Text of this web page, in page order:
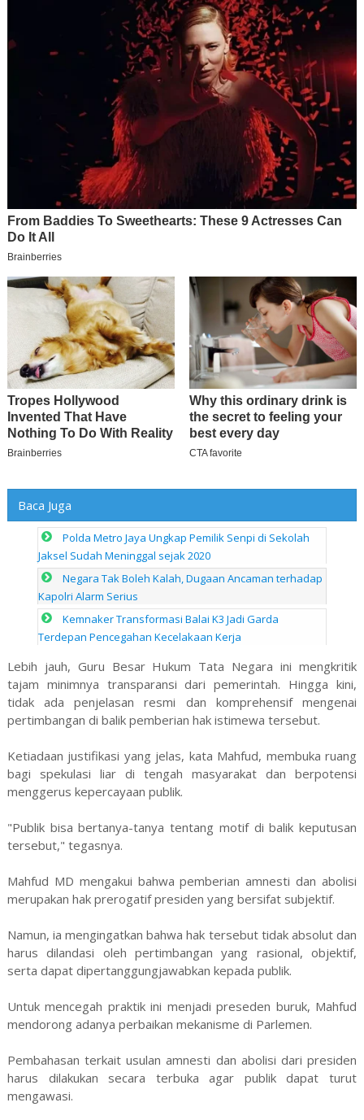
Baca Juga
Polda Metro Jaya Ungkap Pemilik Senpi di Sekolah
Jaksel Sudah Meninggal sejak 2020
Negara Tak Boleh Kalah, Dugaan Ancaman terhadap
Kapolri Alarm Serius
Kemnaker Transformasi Balai K3 Jadi Garda
Terdepan Pencegahan Kecelakaan Kerja
Lebih jauh, Guru Besar Hukum Tata Negara ini mengkritik
tajam minimnya transparansi dari pemerintah. Hingga kini,
tidak ada penjelasan resmi dan komprehensif mengenai
pertimbangan di balik pemberian hak istimewa tersebut.
Ketiadaan justifikasi yang jelas, kata Mahfud, membuka ruang
bagi spekulasi liar di tengah masyarakat dan berpotensi
menggerus kepercayaan publik.
"Publik bisa bertanya-tanya tentang motif di balik keputusan
tersebut," tegasnya.
Mahfud MD mengakui bahwa pemberian amnesti dan abolisi
merupakan hak prerogatif presiden yang bersifat subjektif.
Namun, ia mengingatkan bahwa hak tersebut tidak absolut dan
harus dilandasi oleh pertimbangan yang rasional, objektif,
serta dapat dipertanggungjawabkan kepada publik.
Untuk mencegah praktik ini menjadi preseden buruk, Mahfud
mendorong adanya perbaikan mekanisme di Parlemen.
Pembahasan terkait usulan amnesti dan abolisi dari presiden
harus dilakukan secara terbuka agar publik dapat turut
mengawasi.